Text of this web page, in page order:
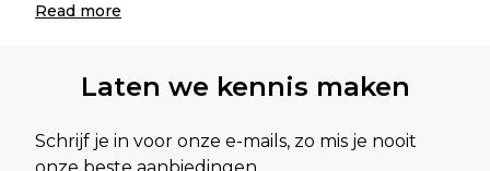
Read more
Laten we kennis maken
Schrijf je in voor onze e-mails, zo mis je nooit